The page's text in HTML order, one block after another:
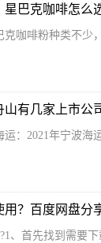
巴克咖啡怎么
克咖啡粉种类不少
：2021年宁波海
、首先找到需要